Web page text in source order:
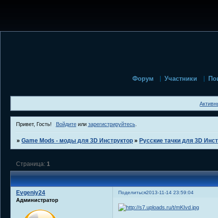
Форум Участники
Привет, Гость! Войдитеили зарегистрируйтесь.
»Game Mods - моды для 3D Инструктор » Русские тачки для 3D
Страница: 1
Поделиться2013-11-14 23:59:04
Evgeniy24
Администратор